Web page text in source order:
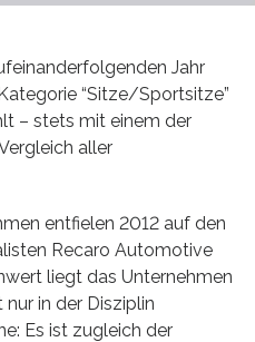
Jahr
“Sitze/Sportsitze”
– stets mit einem der
aller
entfielen 2012 auf den
Recaro Automotive
liegt das Unternehmen
in der Disziplin
Es ist zugleich der